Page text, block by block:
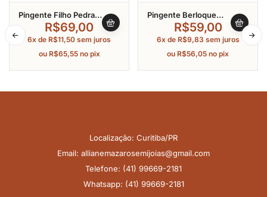
Pingente Filho Pedra
Retangular Azul Claro Com
Pérola Banhado A Ouro
R$69,00
6x de R$11,50 sem juros
ou R$65,55 no pix
Pingente Berloque
Separador Liso Em Prata
R$59,00
6x de R$9,83 sem juros
ou R$56,05 no pix
Localização: Curitiba/PR
Email: allianemazarosemijoias@gmail.com
Telefone: (41) 99669-2181
Whatsapp: (41) 99669-2181